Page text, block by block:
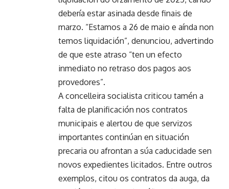
debería estar asinada desde finais de
marzo. “Estamos a 26 de maio e aínda non
temos liquidación”, denunciou, advertindo
de que este atraso “ten un efecto
inmediato no retraso dos pagos aos
provedores”.
A concelleira socialista criticou tamén a
falta de planificación nos contratos
municipais e alertou de que servizos
importantes continúan en situación
precaria ou afrontan a súa caducidade sen
novos expedientes licitados. Entre outros
exemplos, citou os contratos da auga, da